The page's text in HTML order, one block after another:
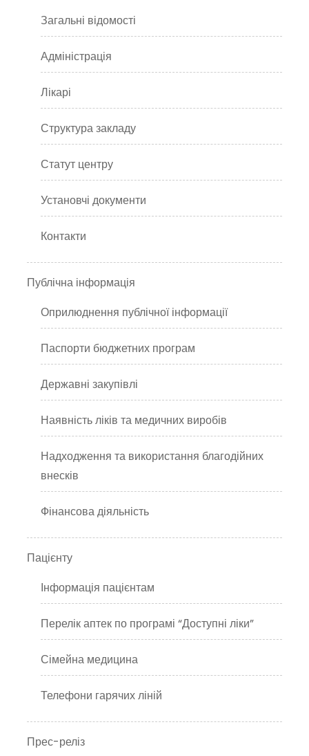
Загальні відомості
Адміністрація
Лікарі
Структура закладу
Статут центру
Установчі документи
Контакти
Публічна інформація
Оприлюднення публічної інформації
Паспорти бюджетних програм
Державні закупівлі
Наявність ліків та медичних виробів
Надходження та використання благодійних
внесків
Фінансова діяльність
Пацієнту
Інформація пацієнтам
Перелік аптек по програмі “Доступні ліки”
Сімейна медицина
Телефони гарячих ліній
Прес-реліз